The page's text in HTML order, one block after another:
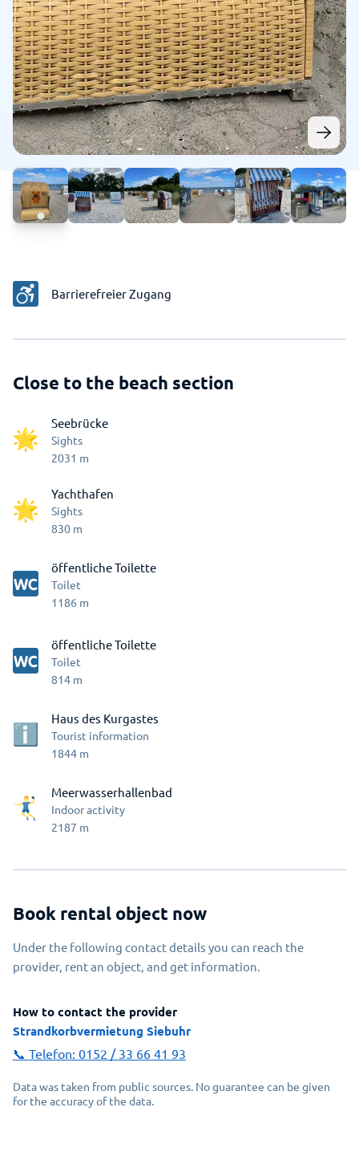
Barrierefreier Zugang
Close to the beach section
Seebrücke
Sights
2031 m
Yachthafen
Sights
830 m
öffentliche Toilette
Toilet
1186 m
öffentliche Toilette
Toilet
814 m
Haus des Kurgastes
Tourist information
1844 m
Meerwasserhallenbad
Indoor activity
2187 m
Book rental object now
Under the following contact details you can reach the
provider, rent an object, and get information.
How to contact the provider
Strandkorbvermietung Siebuhr
📞 Telefon: 0152 / 33 66 41 93
Data was taken from public sources. No guarantee can be given
for the accuracy of the data.